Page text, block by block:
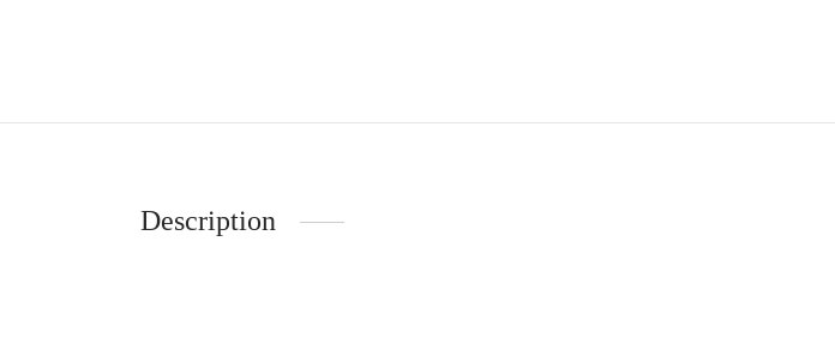
Description